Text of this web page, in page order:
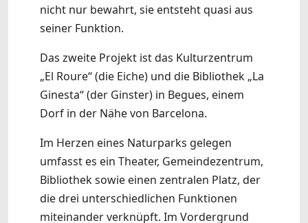
nicht nur bewahrt, sie entsteht quasi aus
seiner Funktion.
Das zweite Projekt ist das Kulturzentrum
„El Roure“ (die Eiche) und die Bibliothek „La
Ginesta“ (der Ginster) in Begues, einem
Dorf in der Nähe von Barcelona.
Im Herzen eines Naturparks gelegen
umfasst es ein Theater, Gemeindezentrum,
Bibliothek sowie einen zentralen Platz, der
die drei unterschiedlichen Funktionen
miteinander verknüpft. Im Vordergrund